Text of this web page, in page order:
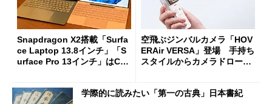
Snapdragon X2搭載「Surfa
ce Laptop 13.8インチ」「S
urface Pro 13インチ」はCop
た
空飛ぶジンバルカメラ「HOV
ERAir VERSA」登場 手持ち
スタイルからカメラドローン
学際的に読みたい「第一の古典」日本書紀